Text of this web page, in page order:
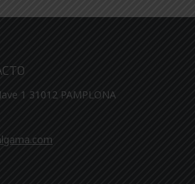
1 31012 PAMPLONA